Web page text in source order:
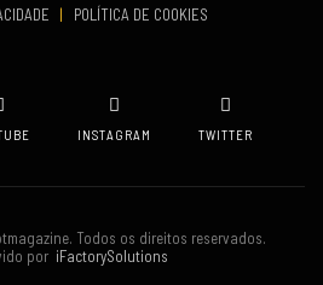
| POLÍTICA DE COOKIES
INSTAGRAM TWITTER
Todos os direitos reservados.
poriFactorySolutions